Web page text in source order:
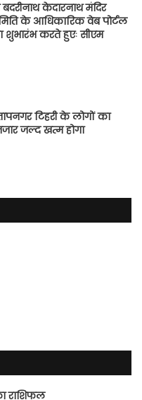
बदरीनाथ केदारनाथ मंदिर
के आधिकारिक वेब पोर्टल
शुभारंभ करते हुएः सीएम
टिहरी के लोगों का
जल्द खत्म होगा
राशिफल